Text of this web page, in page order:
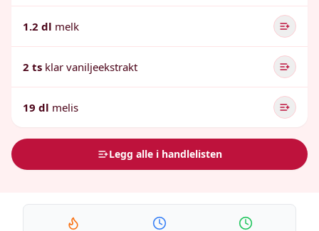
1.2 dl melk
2 ts klar vaniljeekstrakt
19 dl melis
Legg alle i handlelisten